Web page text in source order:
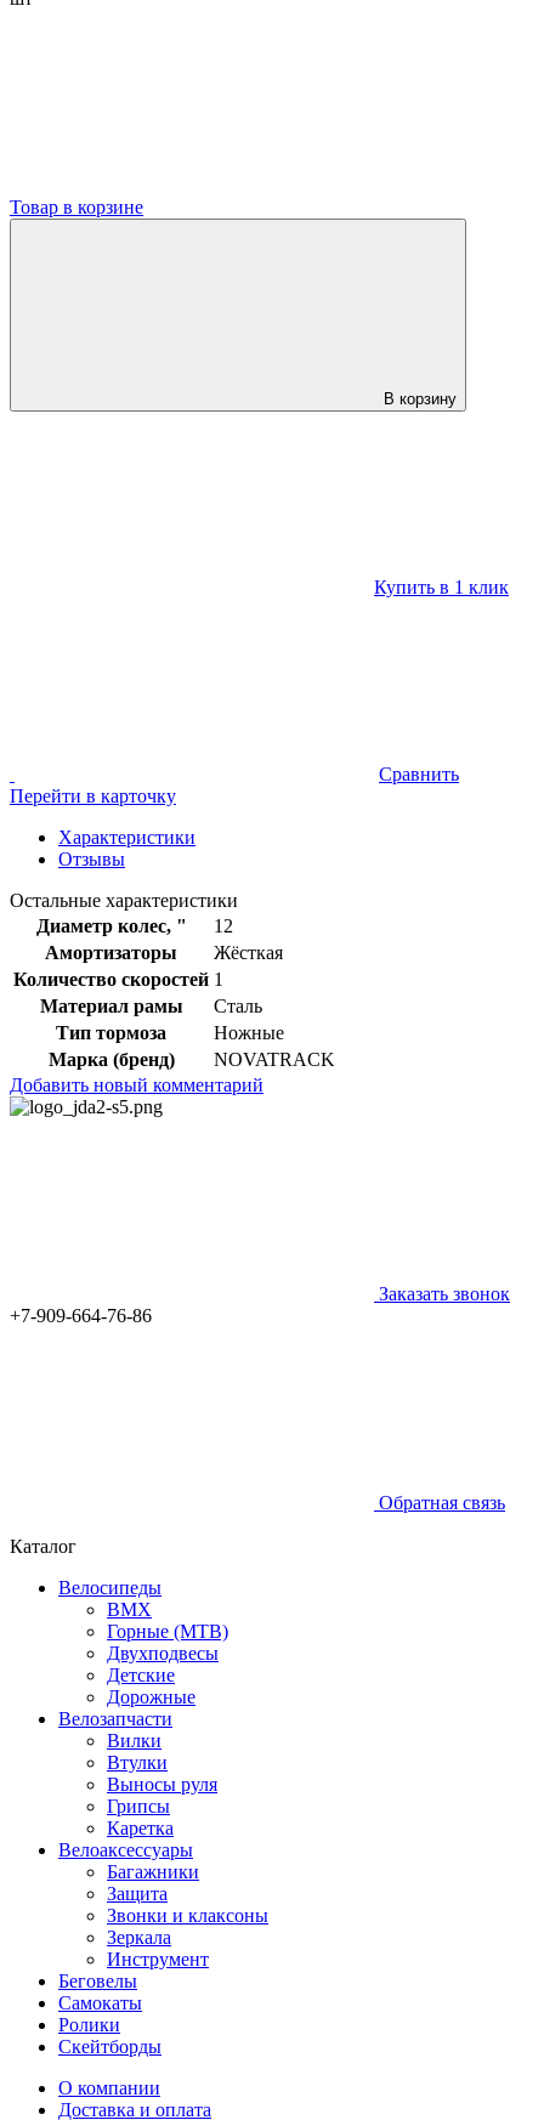
Товар в корзине
В корзину
Купить в 1 клик
Сравнить
Перейти в карточку
Характеристики
Отзывы
Остальные характеристики
Диаметр колес, "
12
Амортизаторы
Жёсткая
Количество скоростей 1
Материал рамы
Сталь
Тип тормоза
Ножные
Марка (бренд)
NOVATRACK
Добавить новый комментарий
Заказать звонок
+7-909-664-76-86
Обратная связь
Каталог
Велосипеды
BMX
Горные (MTB)
Двухподвесы
Детские
Дорожные
Велозапчасти
Вилки
Втулки
Выносы руля
Грипсы
Каретка
Велоаксессуары
Багажники
Защита
Звонки и клаксоны
Зеркала
Инструмент
Беговелы
Самокаты
Ролики
Скейтборды
О компании
Доставка и оплата